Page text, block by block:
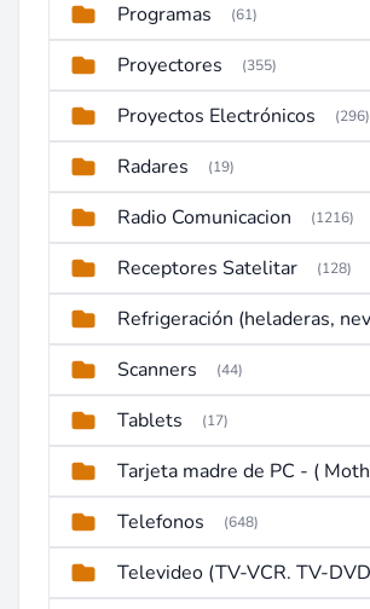
Programas (61)
Proyectores (355)
Proyectos Electrónicos (296)
Radares (19)
Radio Comunicacion (1216)
Receptores Satelitar (128)
Scanners (44)
Tablets (17)
Telefonos (648)